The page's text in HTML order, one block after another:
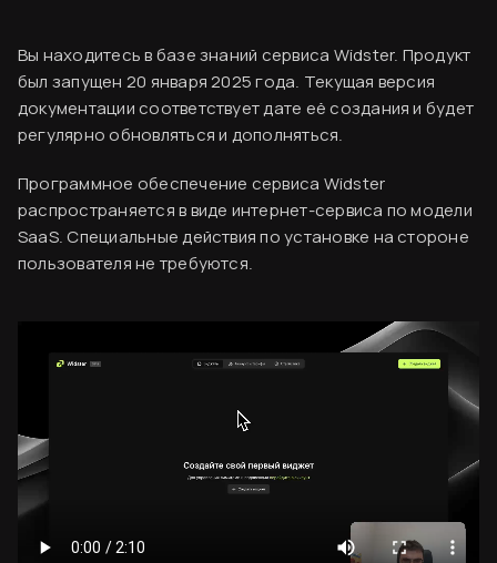
Оплата сервиса
Код виджета
Вставка кода на сайт
Вы находитесь в базе знаний сервиса Widster. Продукт
был запущен 20 января 2025 года. Текущая версия
документации соответствует дате её создания и будет
регулярно обновляться и дополняться.
Программное обеспечение сервиса Widster
распространяется в виде интернет-сервиса по модели
SaaS. Специальные действия по установке на стороне
пользователя не требуются.
Финальный ужин Два шефа – одна кухня
Хотите приобщиться к миру высокой кухни и
стать частью события?